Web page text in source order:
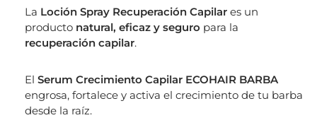
La Loción Spray Recuperación Capilar es un
producto natural, eficaz y seguro para la
recuperación capilar.
El Serum Crecimiento Capilar ECOHAIR BARBA
engrosa, fortalece y activa el crecimiento de tu barba
desde la raíz.